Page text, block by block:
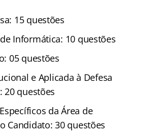
15 questões
Informática: 10 questões
05 questões
e Aplicada à Defesa
20 questões
da Área de
Candidato: 30 questões